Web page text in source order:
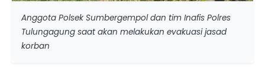
Anggota Polsek Sumbergempol dan tim Inafis Polres
Tulungagung saat akan melakukan evakuasi jasad
korban